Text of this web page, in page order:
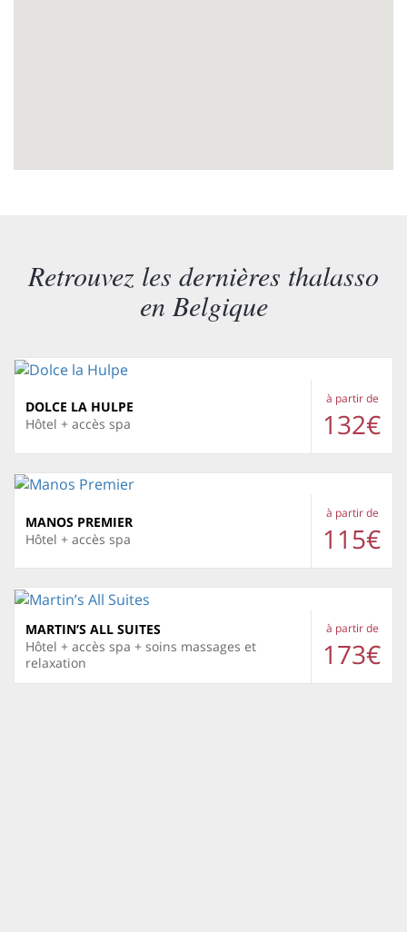
Retrouvez les dernières thalasso
en Belgique
DOLCE LA HULPE
Hôtel + accès spa
à partir de
132€
MANOS PREMIER
Hôtel + accès spa
à partir de
115€
MARTIN’S ALL SUITES
Hôtel + accès spa + soins massages et
relaxation
à partir de
173€